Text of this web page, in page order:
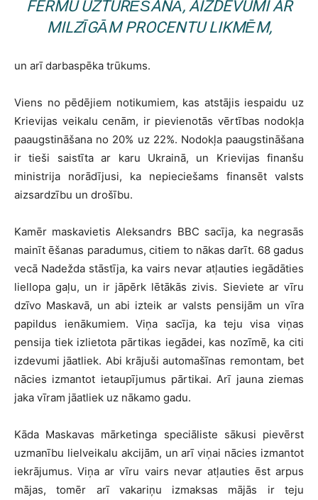
FERMU UZTURĒŠANĀ, AIZDEVUMI AR
MILZĪGĀM PROCENTU LIKMĒM,
un arī darbaspēka trūkums.
Viens no pēdējiem notikumiem, kas atstājis iespaidu uz
Krievijas veikalu cenām, ir pievienotās vērtības nodokļa
paaugstināšana no 20% uz 22%. Nodokļa paaugstināšana
ir tieši saistīta ar karu Ukrainā, un Krievijas finanšu
ministrija norādījusi, ka nepieciešams finansēt valsts
aizsardzību un drošību.
Kamēr maskavietis Aleksandrs BBC sacīja, ka negrasās
mainīt ēšanas paradumus, citiem to nākas darīt. 68 gadus
vecā Nadežda stāstīja, ka vairs nevar atļauties iegādāties
liellopa gaļu, un ir jāpērk lētākās zivis. Sieviete ar vīru
dzīvo Maskavā, un abi izteik ar valsts pensijām un vīra
papildus ienākumiem. Viņa sacīja, ka teju visa viņas
pensija tiek izlietota pārtikas iegādei, kas nozīmē, ka citi
izdevumi jāatliek. Abi krājuši automašīnas remontam, bet
nācies izmantot ietaupījumus pārtikai. Arī jauna ziemas
jaka vīram jāatliek uz nākamo gadu.
Kāda Maskavas mārketinga speciāliste sākusi pievērst
uzmanību lielveikalu akcijām, un arī viņai nācies izmantot
iekrājumus. Viņa ar vīru vairs nevar atļauties ēst arpus
mājas, tomēr arī vakariņu izmaksas mājās ir teju